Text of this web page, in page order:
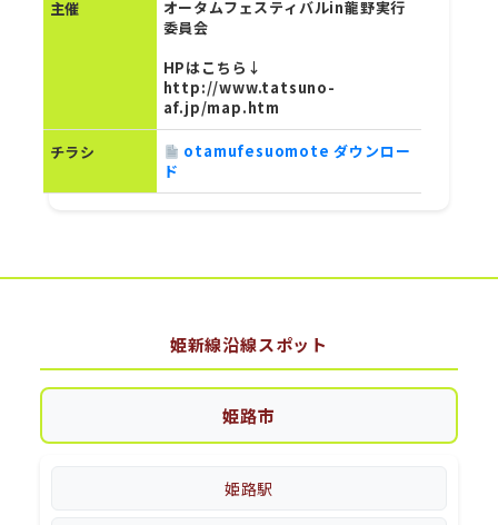
主催
オータムフェスティバルin龍野実行
委員会
HPはこちら↓
http://www.tatsuno-
af.jp/map.htm
チラシ
otamufesuomote ダウンロー
ド
姫新線沿線スポット
姫路市
姫路駅